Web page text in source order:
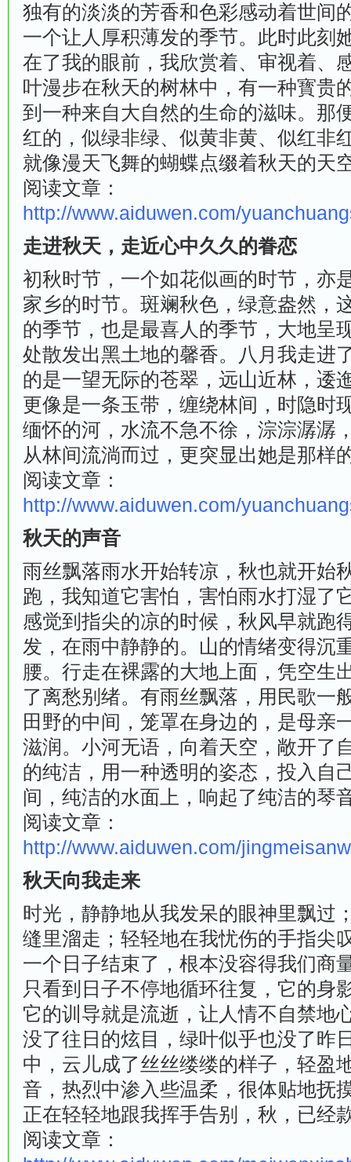
独有的淡淡的芳香和色彩感动着世间
一个让人厚积薄发的季节。此时此刻
在了我的眼前，我欣赏着、审视着、
叶漫步在秋天的树林中，有一种寳贵
到一种来自大自然的生命的滋味。那
红的，似绿非绿、似黄非黄、似红非
就像漫天飞舞的蝴蝶点缀着秋天的天
阅读文章：
http://www.aiduwen.com/
走进秋天，走近心中久久的眷恋
初秋时节，一个如花似画的时节，亦
家乡的时节。斑斓秋色，绿意盎然，
的季节，也是最喜人的季节，大地呈
处散发出黑土地的馨香。八月我走进
的是一望无际的苍翠，远山近林，逶
更像是一条玉带，缠绕林间，时隐时
缅怀的河，水流不急不徐，淙淙潺潺
从林间流淌而过，更突显出她是那样
阅读文章：
http://www.aiduwen.com/
秋天的声音
雨丝飘落雨水开始转凉，秋也就开始
跑，我知道它害怕，害怕雨水打湿了
感觉到指尖的凉的时候，秋风早就跑
发，在雨中静静的。山的情绪变得沉
腰。行走在裸露的大地上面，凭空生
了离愁别绪。有雨丝飘落，用民歌一
田野的中间，笼罩在身边的，是母亲
滋润。小河无语，向着天空，敞开了
的纯洁，用一种透明的姿态，投入自
间，纯洁的水面上，响起了纯洁的琴
阅读文章：
http://www.aiduwen.com/
秋天向我走来
时光，静静地从我发呆的眼神里飘过
缝里溜走；轻轻地在我忧伤的手指尖
一个日子结束了，根本没容得我们商
只看到日子不停地循环往复，它的身
它的训导就是流逝，让人情不自禁地
没了往日的炫目，绿叶似乎也没了昨
中，云儿成了丝丝缕缕的样子，轻盈
音，热烈中渗入些温柔，很体贴地抚
正在轻轻地跟我挥手告别，秋，已经
阅读文章：